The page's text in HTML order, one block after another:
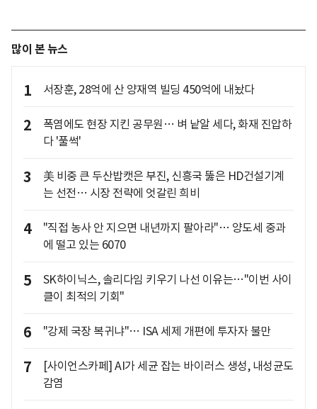
많이 본 뉴스
1 서장훈, 28억에 산 양재역 빌딩 450억에 내놨다
2
폭염에도 현장 지킨 공무원… 벼 낱알 세다, 화재 진압하
다 '풀썩'
3
美 비중 큰 두산밥캣은 부진, 신흥국 뚫은 HD건설기계
는 선전… 시장 전략에 엇갈린 희비
4
"직접 농사 안 지으면 내년까지 팔아라"… 양도세 중과
에 떨고 있는 6070
5
SK하이닉스, 솔리다임 키우기 나선 이유는…"이번 사이
클이 최적의 기회"
6 "강제 국장 복귀냐"… ISA 세제 개편에 투자자 불만
7
[사이언스카페] AI가 세균 잡는 바이러스 생성, 내성균도
감염